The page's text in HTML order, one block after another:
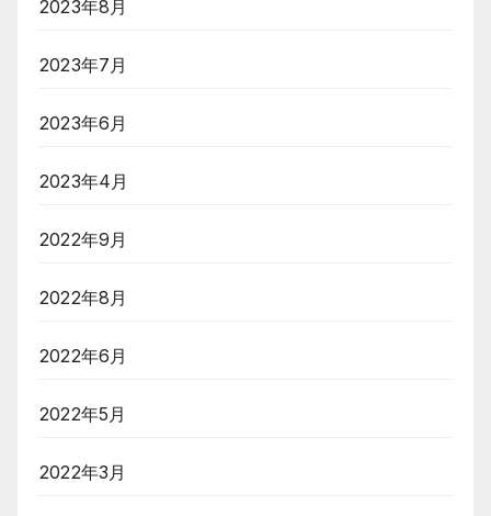
2023年8月
2023年7月
2023年6月
2023年4月
2022年9月
2022年8月
2022年6月
2022年5月
2022年3月